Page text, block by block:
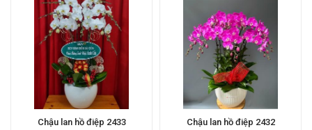
Chậu lan hồ điệp 2433 Chậu lan hồ điệp 2432